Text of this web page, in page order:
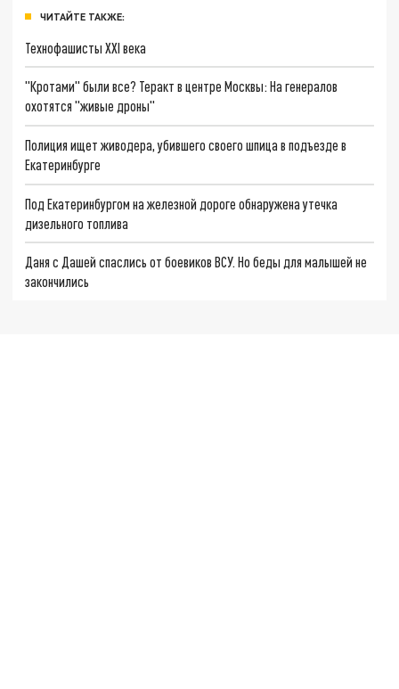
ЧИТАЙТЕ ТАКЖЕ:
Технофашисты XXI века
"Кротами" были все? Теракт в центре Москвы: На генералов
охотятся "живые дроны"
Полиция ищет живодера, убившего своего шпица в подъезде в
Екатеринбурге
Под Екатеринбургом на железной дороге обнаружена утечка
дизельного топлива
Даня с Дашей спаслись от боевиков ВСУ. Но беды для малышей не
закончились